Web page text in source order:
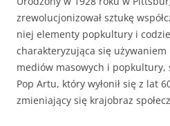
zrewolucjonizował sztukę
niej elementy popkultury i
charakteryzująca się
mediów masowych i popkultury,
Pop Artu, który wyłonił się z lat
zmieniający się krajobraz